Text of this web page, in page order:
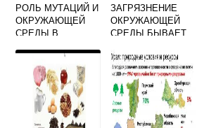
РОЛЬ МУТАЦИЙ И
ОКРУЖАЮЩЕЙ
СРЕДЫ В
ЖИВОГО
ЗАГРЯЗНЕНИЕ
ОКРУЖАЮЩЕЙ
СРЕДЫ БЫВАЕТ
Е И
КАЧЕСТВЕННОЕ